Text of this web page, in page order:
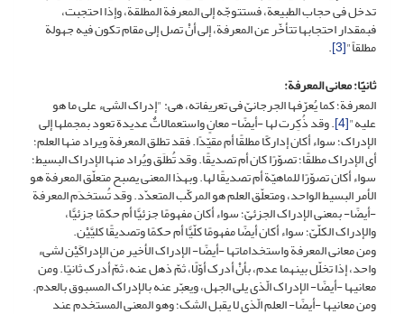
تدخل فی حجاب الطبیعة، فستتوجّه إلى المعرفة المطلقة، وإذا احتجبت،
فبمقدار احتجابها تتأخّر عن المعرفة، إلى أنْ تصل إلى مقام تکون فیه جهولة
مطلقاً"[3]
.
ثانیًا: معانی المعرفة:
المعرفة؛ کما یُعرّفها الجرجانیّ فی تعریفاته، هی: "إدراک الشیء على ما هو
علیه"[4] . وقد ذُکِرت لها -أیضًا- معانٍ واستعمالاتٌ عدیدة تعود بمجملها إلى
الإدراک؛ سواء أکان إدارکًا مطلقًا أم مقیّدًا. فقد تطلق المعرفة ویراد منها العلم؛
أی الإدراک مطلقًا؛ تصوّرًا کان أم تصدیقًا. وقد تُطلَق ویُراد منها الإدراک البسیط؛
سواء أکان تصوّرًا للماهیّة أم تصدیقًا لها. وبهذا المعنى یصبح متعلّق المعرفة هو
الأمر البسیط الواحد، ومتعلّق العلم هو المرکّب المتعدّد. وقد تُستخدَم المعرفة
-أیضًا- بمعنى الإدراک الجزئیّ؛ سواء أکان مفهومًا جزئیًّا أم حکمًا جزئیًّا،
والإدراک الکلّیّ؛ سواء أکان أیضًا مفهومًا کلّیًّا أم حکمًا وتصدیقًا کلیَّیْن.
ومن معانی المعرفة واستخداماتها -أیضًا- الإدراک الأخیر من الإدراکَیْن لشیء
واحد، إذا تخلّل بینهما عدم، بأنْ أدرک أوّلًا، ثمّ ذهل عنه، ثمّ أدرک ثانیًا. ومن
معانیها -أیضًا- الإدراک الّذی یلی الجهل، ویعبّر عنه بالإدراک المسبوق بالعدم.
ومن معانیها -أیضًا- العلم الّذی لا یقبل الشک؛ وهو المعنى المستخدم عند